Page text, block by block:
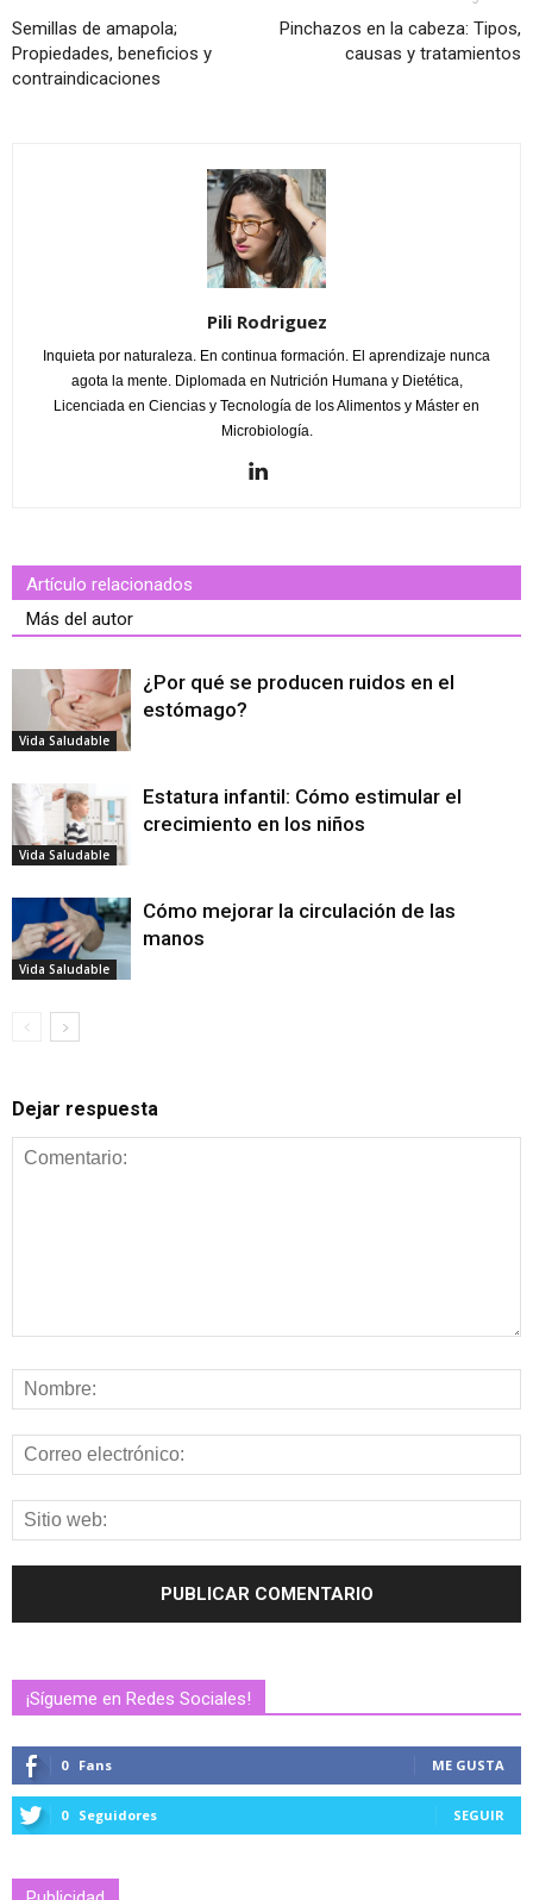
Semillas de amapola;
Propiedades, beneficios y
contraindicaciones
Pinchazos en la cabeza: Tipos,
causas y tratamientos
Pili Rodriguez
Inquieta por naturaleza. En continua formación. El aprendizaje nunca
agota la mente. Diplomada en Nutrición Humana y Dietética,
Licenciada en Ciencias y Tecnología de los Alimentos y Máster en
Microbiología.
Artículo relacionados
Más del autor
Vida Saludable
¿Por qué se producen ruidos en el
estómago?
Vida Saludable
Estatura infantil: Cómo estimular el
crecimiento en los niños
Vida Saludable
Cómo mejorar la circulación de las
manos
Dejar respuesta
¡Sígueme en Redes Sociales!
0 Fans ME GUSTA
0 Seguidores SEGUIR